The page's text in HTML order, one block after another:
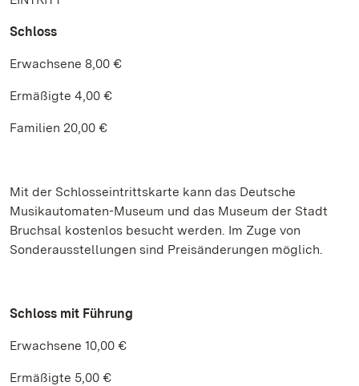
Schloss
Erwachsene 8,00 €
Ermäßigte 4,00 €
Familien 20,00 €
Mit der Schlosseintrittskarte kann das Deutsche
Musikautomaten-Museum und das Museum der Stadt
Bruchsal kostenlos besucht werden. Im Zuge von
Sonderausstellungen sind Preisänderungen möglich.
Schloss mit Führung
Erwachsene 10,00 €
Ermäßigte 5,00 €